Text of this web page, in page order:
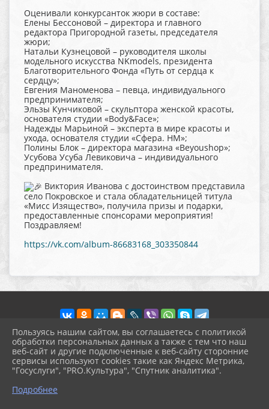
Оценивали конкурсанток жюри в составе:
Елены Бессоновой – директора и главного
редактора Пригородной газеты, председателя
жюри;
Натальи Кузнецовой – руководителя школы
модельного искусства NKmodels, президента
Благотворительного Фонда «Путь от сердца к
сердцу»;
Евгения Маноменова – певца, индивидуального
предпринимателя;
Эльзы Кунчиковой – скульптора женской красоты,
основателя студии «Body&Face»;
Надежды Марьиной – эксперта в мире красоты и
ухода, основателя студии «Сфера. НМ»;
Полины Блок – директора магазина «Beyoushop»;
Усубова Усуба Левиковича – индивидуального
предпринимателя.
Виктория Иванова с достоинством представила
село Покровское и стала обладательницей титула
«Мисс Изящество», получила призы и подарки,
предоставленные спонсорами мероприятия!
Поздравляем!
https://vk.com/album-86683168_303350844
2026 г. pokrov-ck.ru
Вход
Карта сайта
Политика обработки персональных данных
Пользуясь нашим сайтом, вы соглашаетесь с политикой
обработки персональных данных а также с тем что наш
веб-сайт и другие подключенные к веб-сайту сторонние
сервисы используют cookies такие как Яндекс Метрика,
"Госуслуги", "PRO.Культура", "Спутник аналитика".
Подробнее